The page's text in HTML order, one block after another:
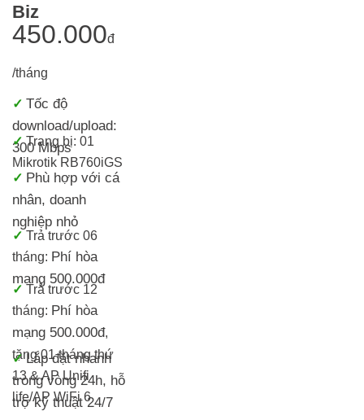
Biz
450.000đ
/tháng
✓ Tốc độ
download/upload:
300 Mbps
✓Trang bị: 01
Mikrotik RB760iGS
✓ Phù hợp với cá
nhân, doanh
nghiệp nhỏ
✓ Trả trước 06
tháng: Phí hòa
mạng 500.000đ
✓ Trả trước 12
tháng: Phí hòa
mạng 500.000đ,
tặng 01 tháng thứ
13 & AP Unifi
life/AP WiFi 6
✓ Lắp đặt nhanh
trong vòng 24h, hỗ
trợ kỹ thuật 24/7